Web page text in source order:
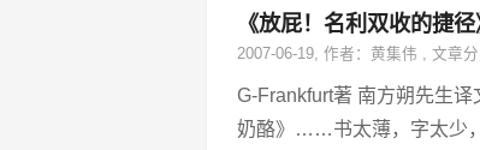
《放屁！名利双收的捷径
2007-06-19, 作者： 黄集伟 , 文章分
G-Frankfurt著 南方朔先生
奶酪》……书太薄，字太少